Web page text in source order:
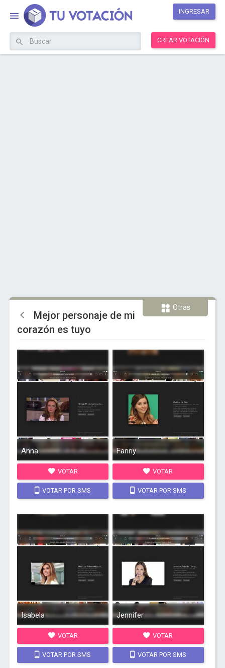
INGRESAR
CREAR VOTACIÓN
Otras
Mejor personaje de mi
corazón es tuyo
Anna
VOTAR
VOTAR POR SMS
Fanny
VOTAR
VOTAR POR SMS
Isabela
VOTAR
VOTAR POR SMS
Jennifer
VOTAR
VOTAR POR SMS